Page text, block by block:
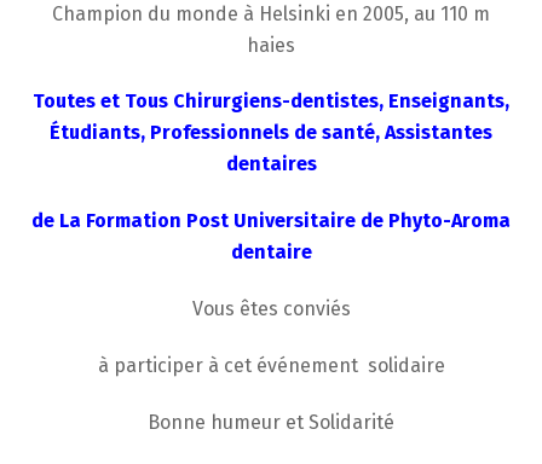
Champion du monde à Helsinki en 2005, au 110 m
haies
Toutes et Tous Chirurgiens-dentistes, Enseignants,
Étudiants, Professionnels de santé, Assistantes
dentaires
de La Formation Post Universitaire de Phyto-Aroma
dentaire
Vous êtes conviés
à participer à cet événement solidaire
Bonne humeur et Solidarité